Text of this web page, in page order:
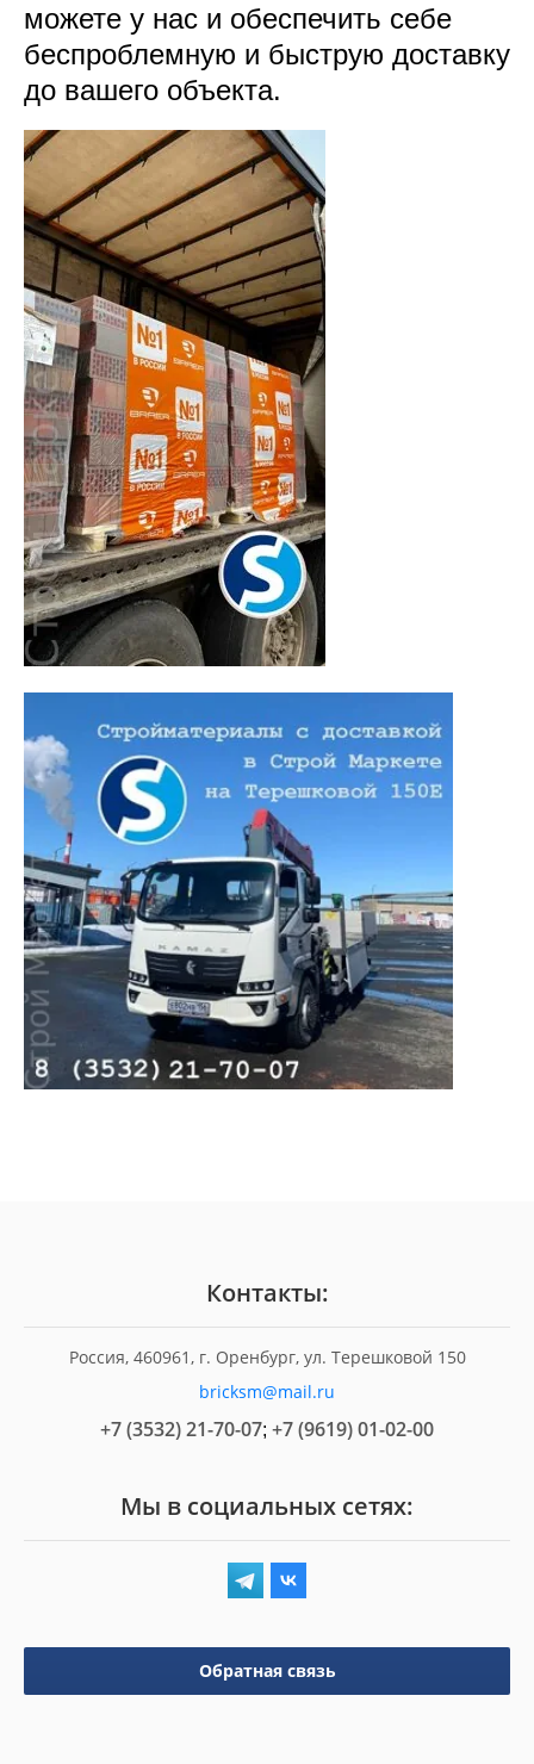
можете у нас и обеспечить себе
беспроблемную и быструю доставку
до вашего объекта.
Контакты:
Россия, 460961, г. Оренбург, ул. Терешковой 150
bricksm@mail.ru
+7 (3532) 21-70-07; +7 (9619) 01-02-00
Мы в социальных сетях:
Обратная связь